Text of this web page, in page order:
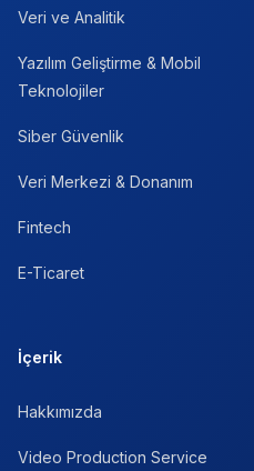
Veri ve Analitik
Yazılım Geliştirme & Mobil
Teknolojiler
Siber Güvenlik
Veri Merkezi & Donanım
Fintech
E-Ticaret
İçerik
Hakkımızda
Video Production Service